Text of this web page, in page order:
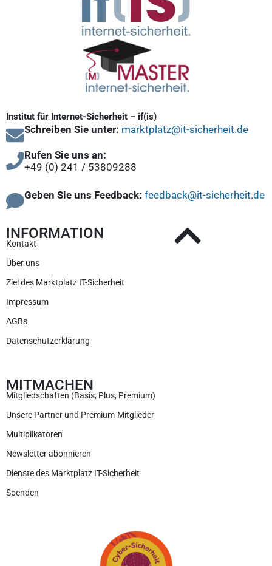
Institut für Internet-Sicherheit – if(is)
Schreiben Sie unter: marktplatz@it-sicherheit.de
Rufen Sie uns an:
+49 (0) 241 / 53809288
Geben Sie uns Feedback: feedback@it-sicherheit.de
INFORMATION
Kontakt
Über uns
Ziel des Marktplatz IT-Sicherheit
Impressum
AGBs
Datenschutzerklärung
MITMACHEN
Mitgliedschaften (Basis, Plus, Premium)
Unsere Partner und Premium-Mitglieder
Multiplikatoren
Newsletter abonnieren
Dienste des Marktplatz IT-Sicherheit
Spenden